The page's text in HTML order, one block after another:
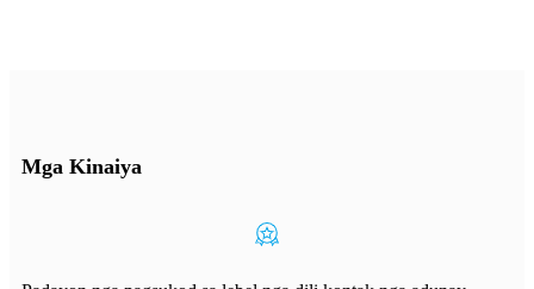
Mga Kinaiya